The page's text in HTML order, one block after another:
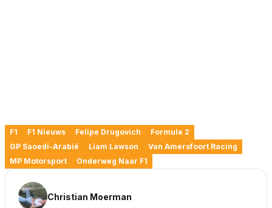
F1 F1 Nieuws Felipe Drugovich
Formule 2
GP Saoedi-Arabië
Liam Lawson
Van Amersfoort Racing
MP Motorsport
Onderweg Naar F1
Christian Moerman